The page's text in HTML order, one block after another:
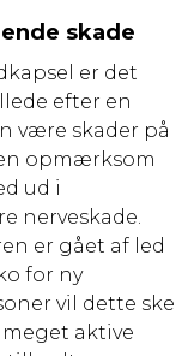
skade
er det
efter en
være skader på
opmærksom
ud i
nerveskade.
er gået af led
for ny
vil dette ske
aktive